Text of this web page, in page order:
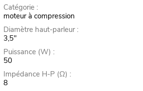
Catégorie :
moteur à compression
Diamètre haut-parleur :
3,5"
Puissance (W) :
50
Impédance H-P (Ω) :
8